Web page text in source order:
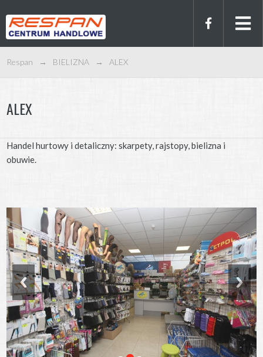
Respan → BIELIZNA → ALEX
ALEX
Handel hurtowy i detaliczny: skarpety, rajstopy, bielizna i
obuwie.